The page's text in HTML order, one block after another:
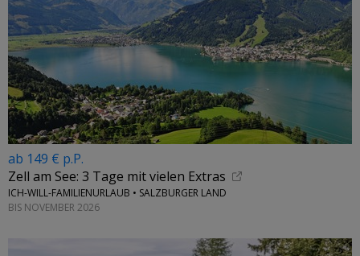
ab 149 € p.P.
Zell am See: 3 Tage mit vielen Extras
ICH-WILL-FAMILIENURLAUB • SALZBURGER LAND
BIS NOVEMBER 2026